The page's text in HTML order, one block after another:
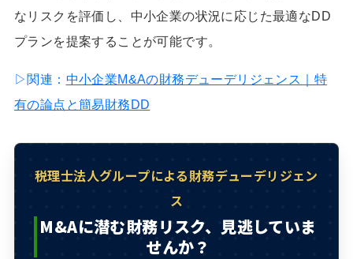
なリスクを評価し、中小企業の状況に応じた最適なDD
プランを提案することが可能です。
▷関連： 中小企業M&Aの財務デューデリジェンス｜特
有の論点と簡易財務DD
税理士法人グループによる財務デューデリジェン
ス
M&Aに潜む財務リスク、見逃していま
せんか？